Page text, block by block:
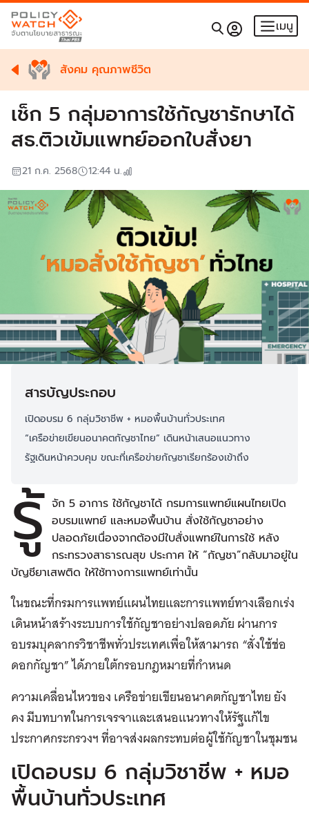
เมนู
สังคม คุณภาพชีวิต
เช็ก 5 กลุ่มอาการใช้กัญชารักษาได้
สธ.ติวเข้มแพทย์ออกใบสั่งยา
21 ก.ค. 2568 12:44 น.
สารบัญประกอบ
เปิดอบรม 6 กลุ่มวิชาชีพ + หมอพื้นบ้านทั่วประเทศ
​​“เครือข่ายเขียนอนาคตกัญชาไทย” เดินหน้าเสนอแนวทาง
​​รัฐเดินหน้าควบคุม ขณะที่เครือข่ายกัญชาเรียกร้องเข้าถึง
รู้ จัก 5 อาการ ใช้กัญชาได้ กรมการแพทย์แผนไทยเปิด
อบรมแพทย์ และหมอพื้นบ้าน สั่งใช้กัญชาอย่าง
ปลอดภัยเนื่องจากต้องมีใบสั่งแพทย์ในการใช้ หลัง
กระทรวงสาธารณสุข ประกาศ ให้ “กัญชา”กลับมาอยู่ใน
บัญชียาเสพติด ให้ใช้ทางการแพทย์เท่านั้น
ในขณะที่กรมการแพทย์แผนไทยและการแพทย์ทางเลือกเร่ง
เดินหน้าสร้างระบบการใช้กัญชาอย่างปลอดภัย ผ่านการ
อบรมบุคลากรวิชาชีพทั่วประเทศเพื่อให้สามารถ “สั่งใช้ช่อ
ดอกกัญชา” ได้ภายใต้กรอบกฎหมายที่กำหนด
ความเคลื่อนไหวของ เครือข่ายเขียนอนาคตกัญชาไทย ยัง
คง มีบทบาทในการเจรจาและเสนอแนวทางให้รัฐแก้ไข
ประกาศกระกรวงฯ ที่อาจส่งผลกระทบต่อผู้ใช้กัญชาในชุมชน
เปิดอบรม 6 กลุ่มวิชาชีพ + หมอ
พื้นบ้านทั่วประเทศ